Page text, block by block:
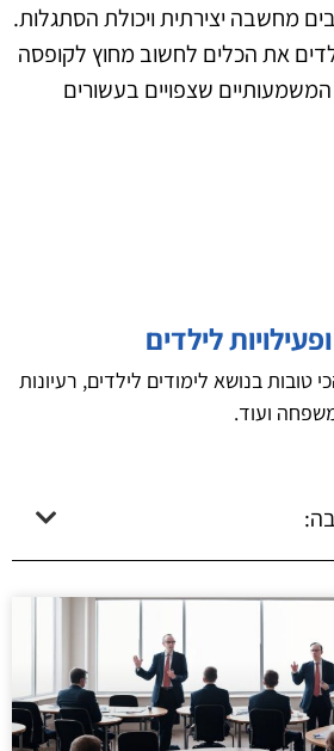
מחשבה יצירתית ויכולת הסתגלות.
את הכלים לחשוב מחוץ לקופסה
המשמעותיים שצפויים בעשורים
לילדים
בנושא לימודים לילדים, רעיונות
ועוד.